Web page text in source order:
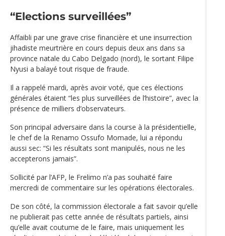
“Elections surveillées”
Affaibli par une grave crise financière et une insurrection
jihadiste meurtrière en cours depuis deux ans dans sa
province natale du Cabo Delgado (nord), le sortant Filipe
Nyusi a balayé tout risque de fraude.
Il a rappelé mardi, après avoir voté, que ces élections
générales étaient “les plus surveillées de l’histoire”, avec la
présence de milliers d’observateurs.
Son principal adversaire dans la course à la présidentielle,
le chef de la Renamo Ossufo Momade, lui a répondu
aussi sec: “Si les résultats sont manipulés, nous ne les
accepterons jamais”.
Sollicité par l’AFP, le Frelimo n’a pas souhaité faire
mercredi de commentaire sur les opérations électorales.
De son côté, la commission électorale a fait savoir qu’elle
ne publierait pas cette année de résultats partiels, ainsi
qu’elle avait coutume de le faire, mais uniquement les